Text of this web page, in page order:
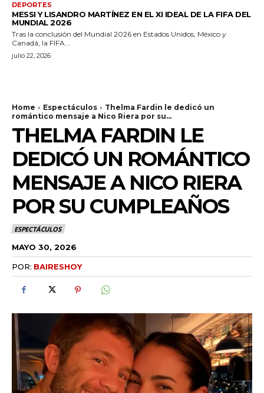
DEPORTES
MESSI Y LISANDRO MARTÍNEZ EN EL XI IDEAL DE LA FIFA DEL
MUNDIAL 2026
Tras la conclusión del Mundial 2026 en Estados Unidos, México y
Canadá, la FIFA...
julio 22, 2026